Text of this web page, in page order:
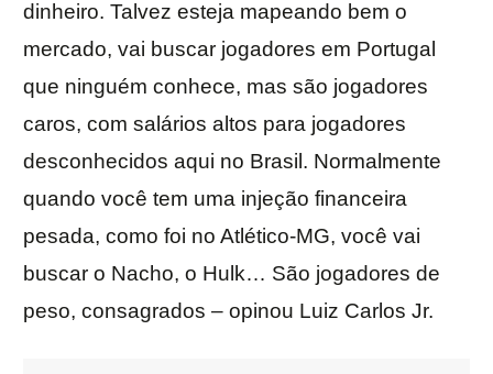
dinheiro. Talvez esteja mapeando bem o
mercado, vai buscar jogadores em Portugal
que ninguém conhece, mas são jogadores
caros, com salários altos para jogadores
desconhecidos aqui no Brasil. Normalmente
quando você tem uma injeção financeira
pesada, como foi no Atlético-MG, você vai
buscar o Nacho, o Hulk… São jogadores de
peso, consagrados – opinou Luiz Carlos Jr.